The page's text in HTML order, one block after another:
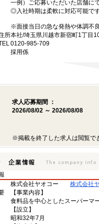
一例）ご応募いただいた店舗に
◎入社時期は柔軟に対応可能で
※面接当日の急な発熱や体調不
所本社/埼玉県川越市新宿町1丁目
0120-985-709
採用係
求人応募期間 ：
2026/08/02 ～ 2026/08/08
※掲載を終了した求人は閲覧で
株式会社ヤオコー
株式会社
【事業内容】
食料品を中心としたスーパーマ
【設立】
昭和32年7月